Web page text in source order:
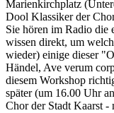
Marienkirchplatz
Dool Klassiker der
Sie hören im Radio die
wissen direkt, um
wieder) einige dieser
Händel, Ave verum
diesem Workshop
später (um 16.00 Uhr
Chor der Stadt Kaarst